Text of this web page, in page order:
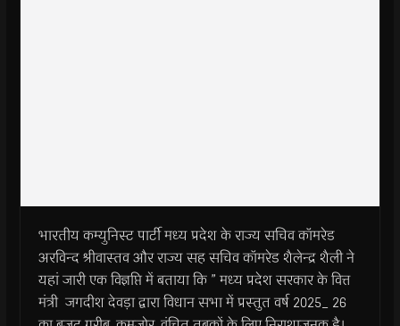
भारतीय कम्युनिस्ट पार्टी मध्य प्रदेश के राज्य सचिव कॉमरेड
अरविन्द श्रीवास्तव और राज्य सह सचिव कॉमरेड शैलेन्द्र शैली ने
यहां जारी एक विज्ञप्ति में बताया कि ” मध्य प्रदेश सरकार के वित्त
मंत्री जगदीश देवड़ा द्वारा विधान सभा में प्रस्तुत वर्ष 2025_ 26